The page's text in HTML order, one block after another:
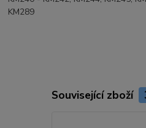
KM289
Související zboží